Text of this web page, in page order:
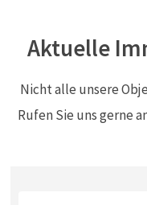
Aktuelle
Nicht alle unsere
Rufen Sie uns gerne